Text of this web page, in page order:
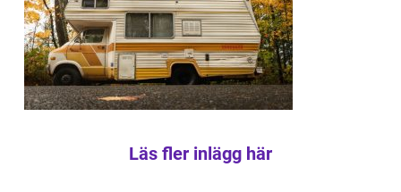
Läs fler inlägg här